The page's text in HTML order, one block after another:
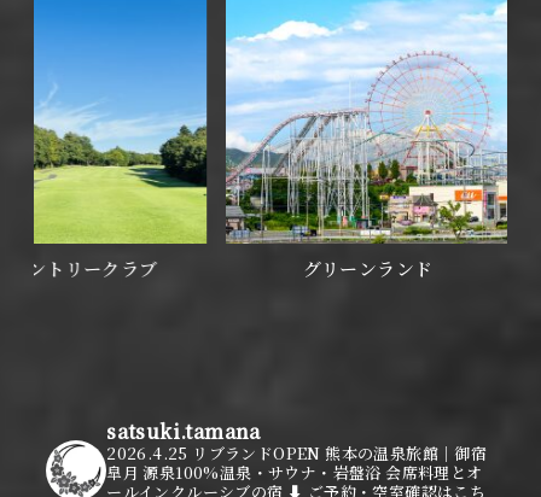
ークラブ グリーンランド
satsuki.tamana
2026.4.25 リブランドOPEN 熊本の温泉旅館｜御宿
皐月 源泉100%温泉・サウナ・岩盤浴 会席料理とオ
ールインクルーシブの宿 ⬇ ご予約・空室確認はこち